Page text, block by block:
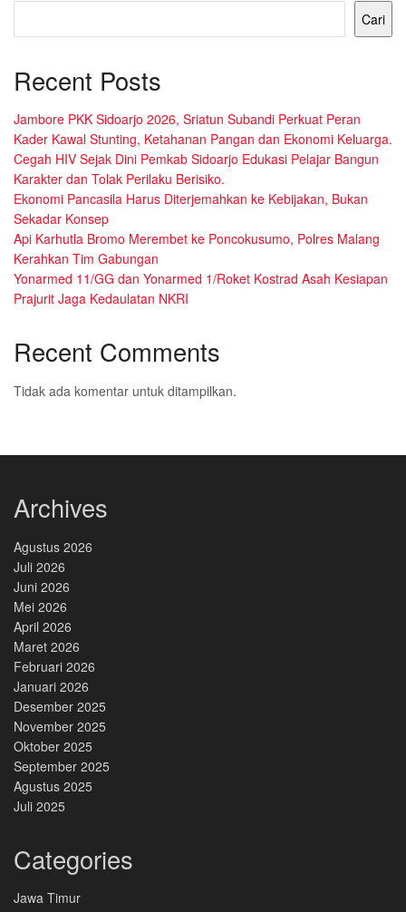
Cari
Recent Posts
Jambore PKK Sidoarjo 2026, Sriatun Subandi Perkuat Peran
Kader Kawal Stunting, Ketahanan Pangan dan Ekonomi Keluarga.
Cegah HIV Sejak Dini Pemkab Sidoarjo Edukasi Pelajar Bangun
Karakter dan Tolak Perilaku Berisiko.
Ekonomi Pancasila Harus Diterjemahkan ke Kebijakan, Bukan
Sekadar Konsep
Api Karhutla Bromo Merembet ke Poncokusumo, Polres Malang
Kerahkan Tim Gabungan
Yonarmed 11/GG dan Yonarmed 1/Roket Kostrad Asah Kesiapan
Prajurit Jaga Kedaulatan NKRI
Recent Comments
Tidak ada komentar untuk ditampilkan.
Archives
Agustus 2026
Juli 2026
Juni 2026
Mei 2026
April 2026
Maret 2026
Februari 2026
Januari 2026
Desember 2025
November 2025
Oktober 2025
September 2025
Agustus 2025
Juli 2025
Categories
Jawa Timur